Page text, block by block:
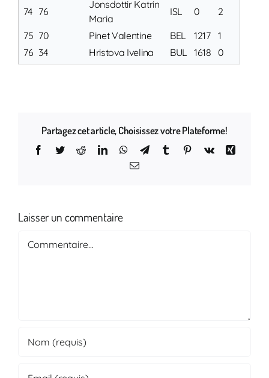
74 76
Jonsdottir Katrin
Maria
ISL 0
2
75 70 Pinet Valentine BEL 1217
1
76 34 Hristova Ivelina BUL 1618 0
Partagez cet article, Choisissez votre Plateforme!
Facebook
TwitterRedditLinkedInWhatsApp
TelegramTumblrPinterestVk
Xing
Email
Laisser un commentaire